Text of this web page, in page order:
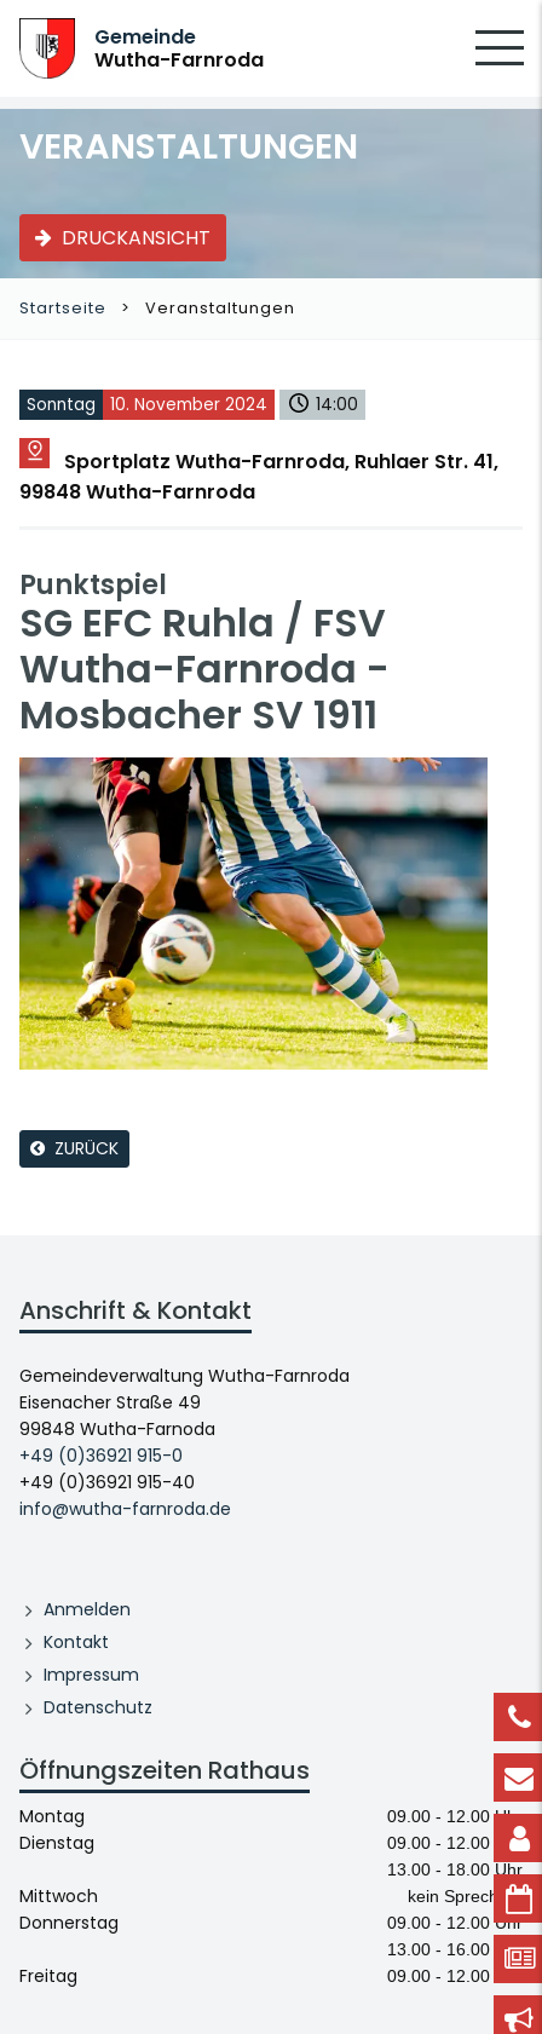
Gemeinde
Wutha-Farnroda
VERANSTALTUNGEN
DRUCKANSICHT
Startseite Veranstaltungen
Sonntag 10. November 2024 14:00
Sportplatz Wutha-Farnroda, Ruhlaer Str. 41,
99848 Wutha-Farnroda
Punktspiel
SG EFC Ruhla / FSV
Wutha-Farnroda -
Mosbacher SV 1911
ZURÜCK
Anschrift & Kontakt
Gemeindeverwaltung Wutha-Farnroda
Eisenacher Straße 49
99848 Wutha-Farnoda
+49 (0)36921 915-0
+49 (0)36921 915-40
info@wutha-farnroda.de
Anmelden
Kontakt
Impressum
Datenschutz
Öffnungszeiten Rathaus
Montag 09.00 - 12.00 Uhr
Dienstag
09.00 - 12.00 Uhr
13.00 - 18.00 Uhr
Mittwoch kein Sprechtag
Donnerstag
09.00 - 12.00 Uhr
13.00 - 16.00 Uhr
Freitag 09.00 - 12.00 Uhr